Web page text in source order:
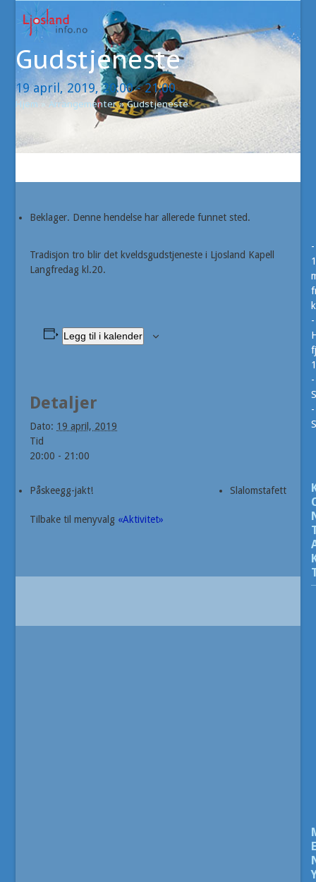
content
Open
mobile
menu
Close
mobile
menu
Gudstjeneste
19 april, 2019, 20:00-21:00
Hjem »Arrangementer»Gudstjeneste
Beklager. Denne hendelse har allerede funnet sted.
Tradisjon tro blir det kveldsgudstjeneste i Ljosland Kapell
Langfredag kl.20.
Legg til i kalender
Detaljer
Dato: 19 april, 2019
Tid
20:00 - 21:00
Påskeegg-jakt! Slalomstafett
Tilbake til menyvalg «Aktivitet»
-
-
-
-
E